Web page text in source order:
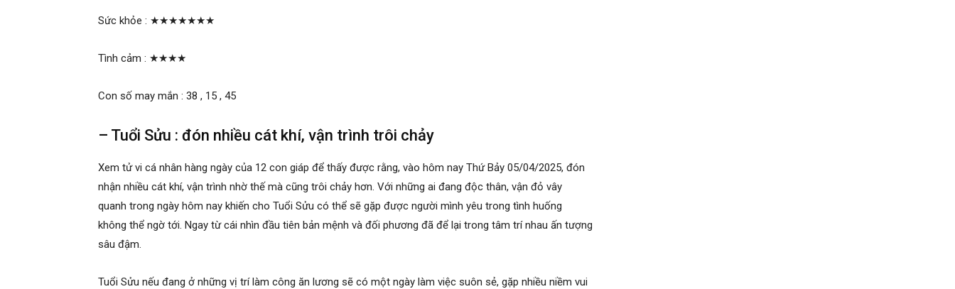
Sức khỏe : ★★★★★★★
Tình cảm : ★★★★
Con số may mắn : 38 , 15 , 45
– Tuổi Sửu : đón nhiều cát khí, vận trình trôi chảy
Xem tử vi cá nhân hàng ngày của 12 con giáp để thấy được rằng, vào hôm nay Thứ Bảy 05/04/2025, đón
nhận nhiều cát khí, vận trình nhờ thế mà cũng trôi chảy hơn. Với những ai đang độc thân, vận đỏ vây
quanh trong ngày hôm nay khiến cho Tuổi Sửu có thể sẽ gặp được người mình yêu trong tình huống
không thể ngờ tới. Ngay từ cái nhìn đầu tiên bản mệnh và đối phương đã để lại trong tâm trí nhau ấn tượng
sâu đậm.
Tuổi Sửu nếu đang ở những vị trí làm công ăn lương sẽ có một ngày làm việc suôn sẻ, gặp nhiều niềm vui